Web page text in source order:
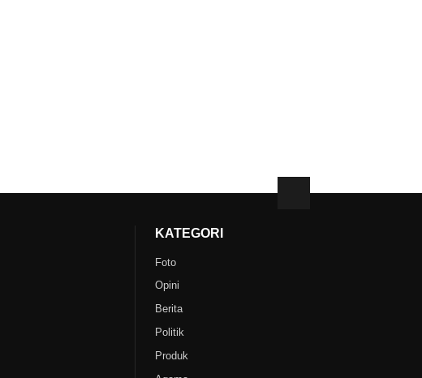
KATEGORI
Foto
Opini
Berita
Politik
Produk